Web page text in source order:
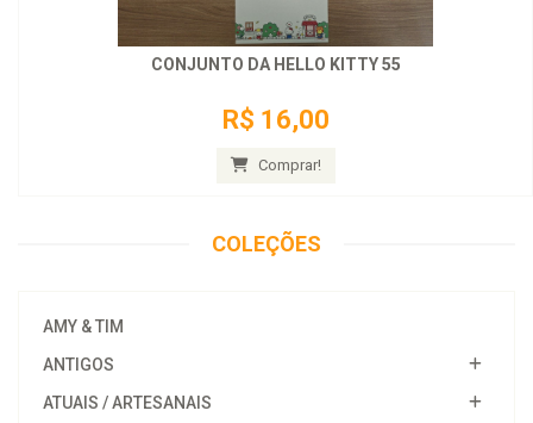
CONJUNTO DA HELLO KITTY 55
R$ 16,00
Comprar!
COLEÇÕES
AMY & TIM
ANTIGOS
ATUAIS / ARTESANAIS